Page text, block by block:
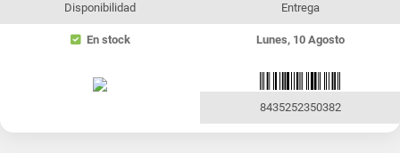
Disponibilidad
En stock
Entrega
Lunes, 10 Agosto
8435252350382